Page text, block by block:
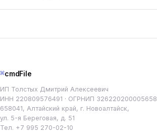
⌘cmdFile
ИП Толстых Дмитрий Алексеевич
ИНН 220809576491 · ОГРНИП 326220200005658
658041, Алтайский край, г. Новоалтайск,
ул. 5-я Береговая, д. 51
Тел. +7 995 270-02-10